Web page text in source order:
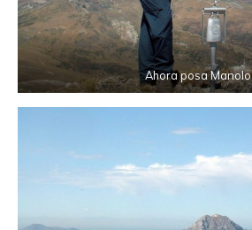
Ahora posa Manolo